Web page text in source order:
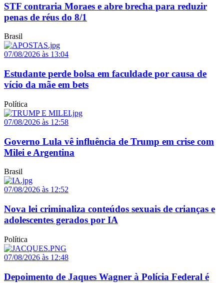
STF contraria Moraes e abre brecha para reduzir
penas de réus do 8/1
Brasil
07/08/2026 às 13:04
Estudante perde bolsa em faculdade por causa de
vício da mãe em bets
Política
07/08/2026 às 12:58
Governo Lula vê influência de Trump em crise com
Milei e Argentina
Brasil
07/08/2026 às 12:52
Nova lei criminaliza conteúdos sexuais de crianças e
adolescentes gerados por IA
Política
07/08/2026 às 12:48
Depoimento de Jaques Wagner à Polícia Federal é